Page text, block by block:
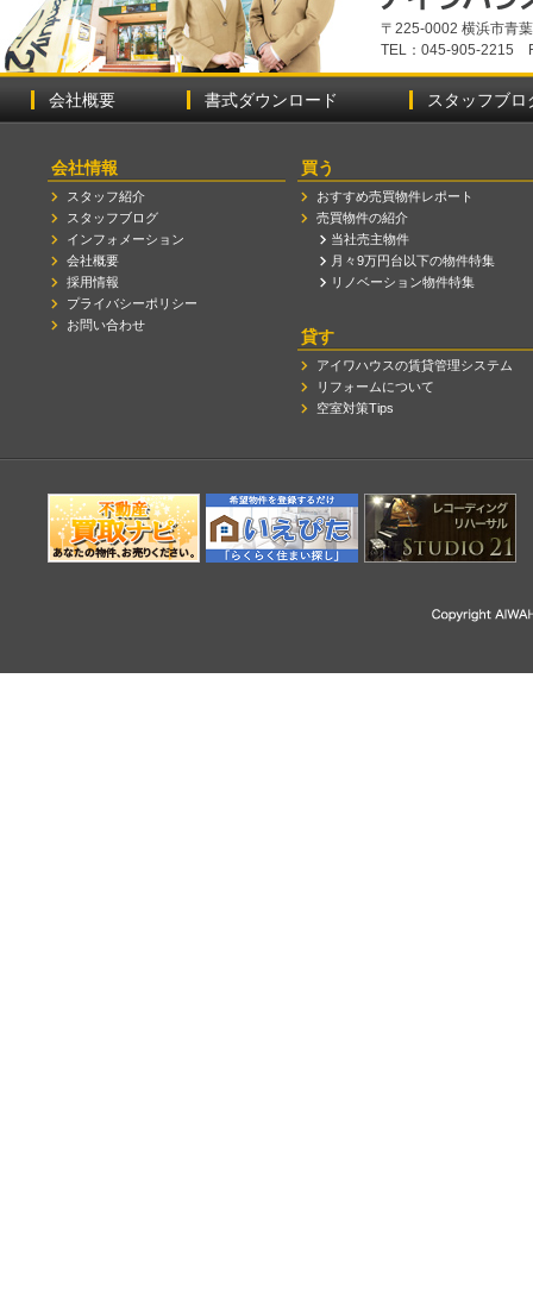
〒225-0002 横浜市青
TEL：045-905-2215
会社概要 書式ダウンロード スタッフブロ
会社情報
スタッフ紹介
スタッフブログ
インフォメーション
会社概要
採用情報
プライバシーポリシー
お問い合わせ
買う
おすすめ売買物件レポート
売買物件の紹介
当社売主物件
月々9万円台以下の物件特集
リノベーション物件特集
貸す
アイワハウスの賃貸管理システム
リフォームについて
空室対策Tips